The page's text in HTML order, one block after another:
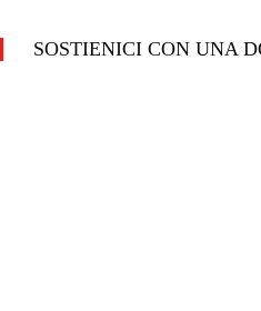
SOSTIENICI CON UNA